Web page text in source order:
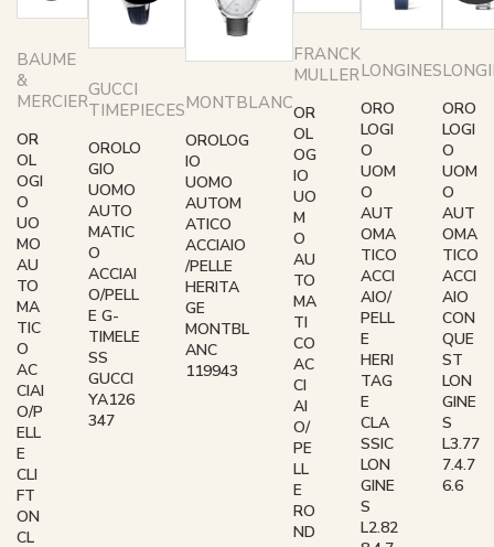
BAUME
&
MERCIER
OR
OL
OGI
O
UO
MO
AU
TO
MA
TIC
O
AC
CIAI
O/P
ELL
E
CLI
FT
ON
CL
GUCCI
TIMEPIECES
OROLO
GIO
UOMO
AUTO
MATIC
O
ACCIAI
O/PELL
E G-
TIMELE
SS
GUCCI
YA126
347
MONTBLANC
OROLOG
IO
UOMO
AUTOM
ATICO
ACCIAIO
/PELLE
HERITA
GE
MONTBL
ANC
119943
FRANCK
MULLER
OR
OL
OG
IO
UO
M
O
AU
TO
MA
TI
CO
AC
CI
AI
O/
PE
LL
E
RO
ND
LONGINES
ORO
LOGI
O
UOM
O
AUT
OMA
TICO
ACCI
AIO/
PELL
E
HERI
TAG
E
CLA
SSIC
LON
GINE
S
L2.82
ORO
LOGI
O
UOM
O
AUT
OMA
TICO
ACCI
AIO
CON
QUE
ST
LON
GINE
S
L3.77
7.4.7
6.6